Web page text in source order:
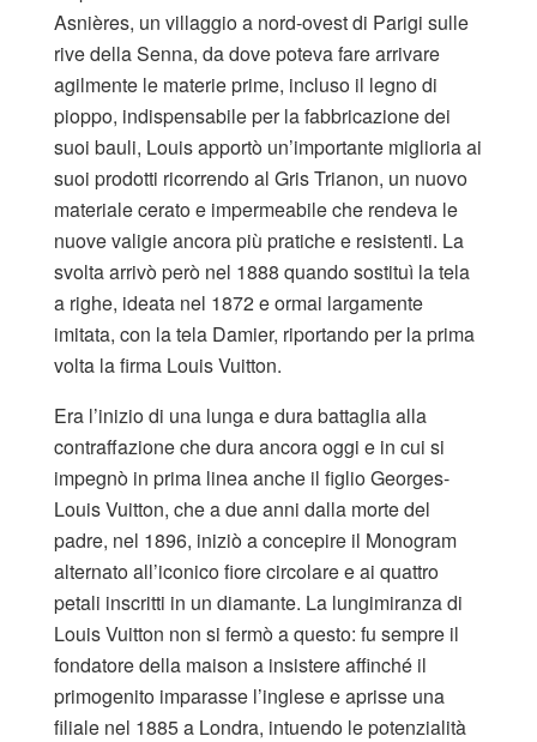
Asnières, un villaggio a nord-ovest di Parigi sulle
rive della Senna, da dove poteva fare arrivare
agilmente le materie prime, incluso il legno di
pioppo, indispensabile per la fabbricazione dei
suoi bauli, Louis apportò un’importante miglioria ai
suoi prodotti ricorrendo al Gris Trianon, un nuovo
materiale cerato e impermeabile che rendeva le
nuove valigie ancora più pratiche e resistenti. La
svolta arrivò però nel 1888 quando sostituì la tela
a righe, ideata nel 1872 e ormai largamente
imitata, con la tela Damier, riportando per la prima
volta la firma Louis Vuitton.
Era l’inizio di una lunga e dura battaglia alla
contraffazione che dura ancora oggi e in cui si
impegnò in prima linea anche il figlio Georges-
Louis Vuitton, che a due anni dalla morte del
padre, nel 1896, iniziò a concepire il Monogram
alternato all’iconico fiore circolare e ai quattro
petali inscritti in un diamante. La lungimiranza di
Louis Vuitton non si fermò a questo: fu sempre il
fondatore della maison a insistere affinché il
primogenito imparasse l’inglese e aprisse una
filiale nel 1885 a Londra, intuendo le potenzialità